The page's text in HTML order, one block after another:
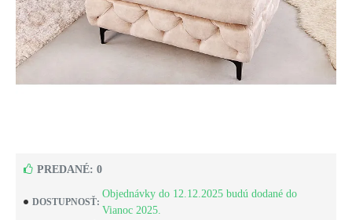
DOSTUPNOSŤ:
Objednávky do 12.12.2025 budú dodané do
Vianoc 2025.
PREDANÉ: 0